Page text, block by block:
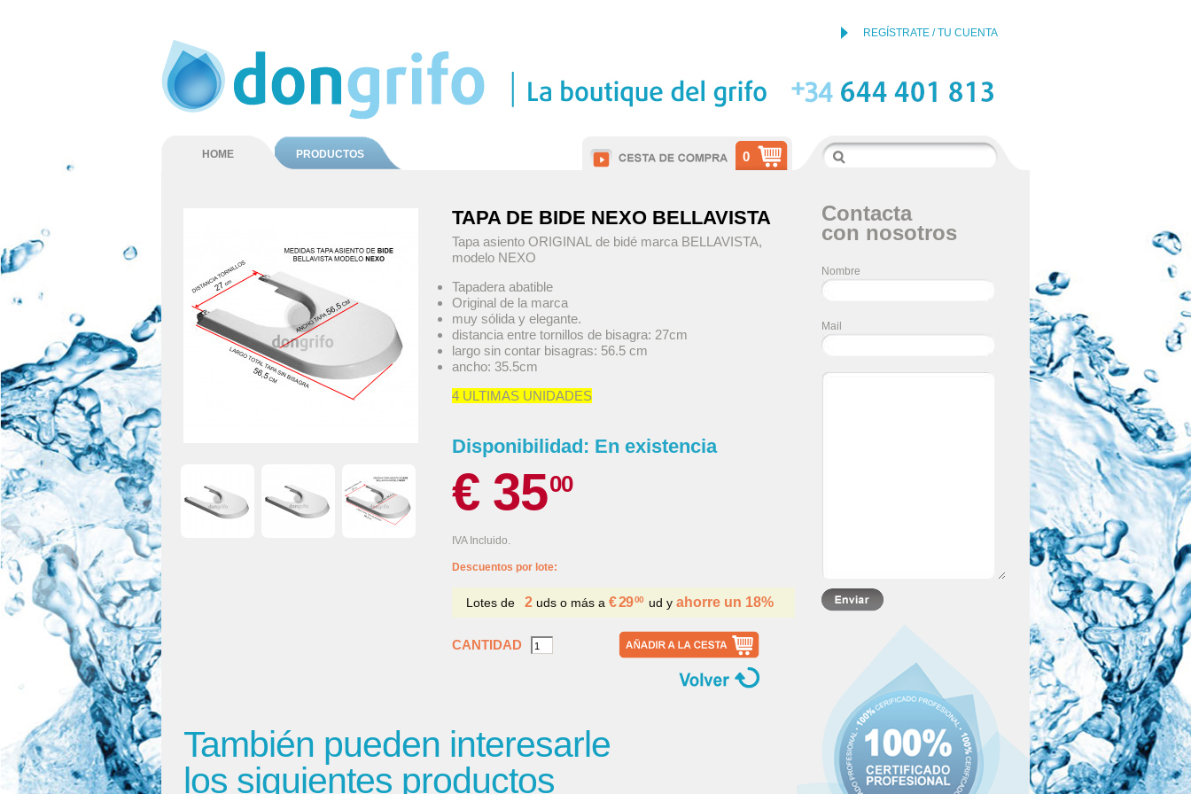
REGÍSTRATE / TU CUENTA
HOME PRODUCTOS 0
TAPA DE BIDE NEXO BELLAVISTA
Tapa asiento ORIGINAL de bidé marca BELLAVISTA,
modelo NEXO
Tapadera abatible
Original de la marca
muy sólida y elegante.
distancia entre tornillos de bisagra: 27cm
largo sin contar bisagras: 56.5 cm
ancho: 35.5cm
4 ULTIMAS UNIDADES
Disponibilidad: En existencia
€ 3500
IVA Incluido.
Descuentos por lote:
Lotes de 2 uds o más a € 2900ud y ahorre un 18%
CANTIDAD
También pueden interesarle
los siguientes productos
Contacta
con nosotros
Nombre
Mail